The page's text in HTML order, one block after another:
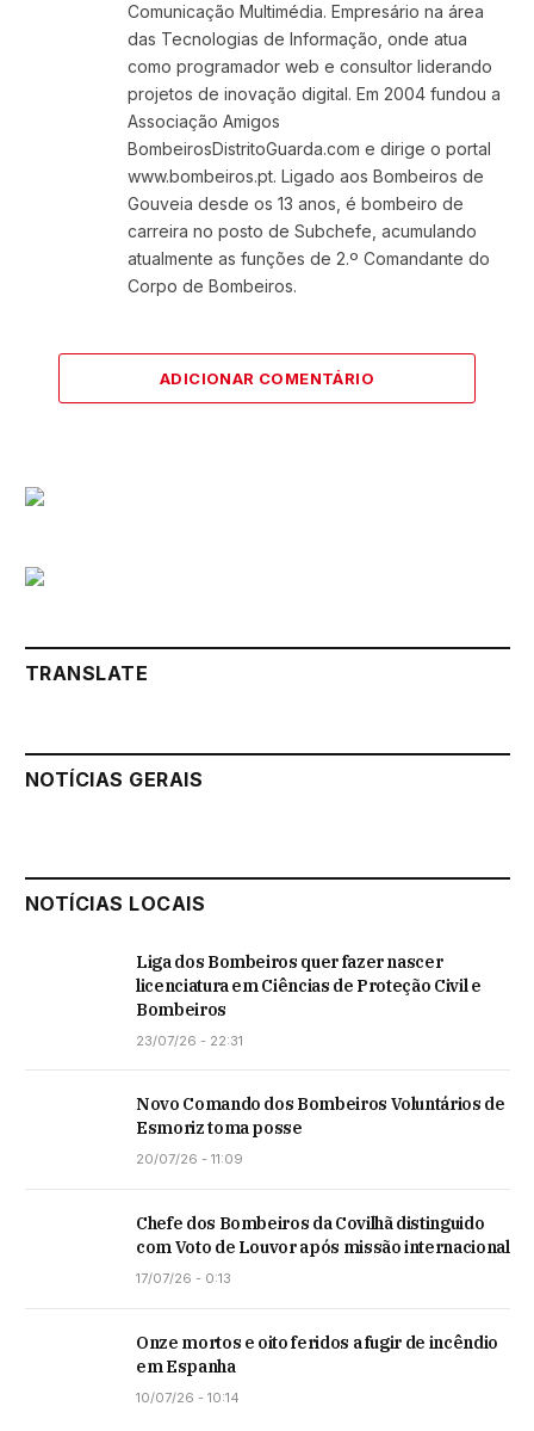
Comunicação Multimédia. Empresário na área
das Tecnologias de Informação, onde atua
como programador web e consultor liderando
projetos de inovação digital. Em 2004 fundou a
Associação Amigos
BombeirosDistritoGuarda.com e dirige o portal
www.bombeiros.pt. Ligado aos Bombeiros de
Gouveia desde os 13 anos, é bombeiro de
carreira no posto de Subchefe, acumulando
atualmente as funções de 2.º Comandante do
Corpo de Bombeiros.
ADICIONAR COMENTÁRIO
TRANSLATE
NOTÍCIAS GERAIS
NOTÍCIAS LOCAIS
Liga dos Bombeiros quer fazer nascer
licenciatura em Ciências de Proteção Civil e
Bombeiros
23/07/26 - 22:31
Novo Comando dos Bombeiros Voluntários de
Esmoriz toma posse
20/07/26 - 11:09
Chefe dos Bombeiros da Covilhã distinguido
com Voto de Louvor após missão internacional
17/07/26 - 0:13
Onze mortos e oito feridos a fugir de incêndio
em Espanha
10/07/26 - 10:14